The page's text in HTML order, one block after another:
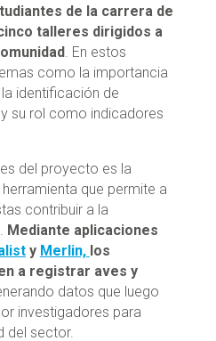
de la carrera de
talleres dirigidos a
. En estos
como la importancia
identificación de
su rol como indicadores
del proyecto es la
que permite a
contribuir a la
Mediante aplicaciones
y Merlin, los
a registrar aves y
datos que luego
investigadores para
del sector.